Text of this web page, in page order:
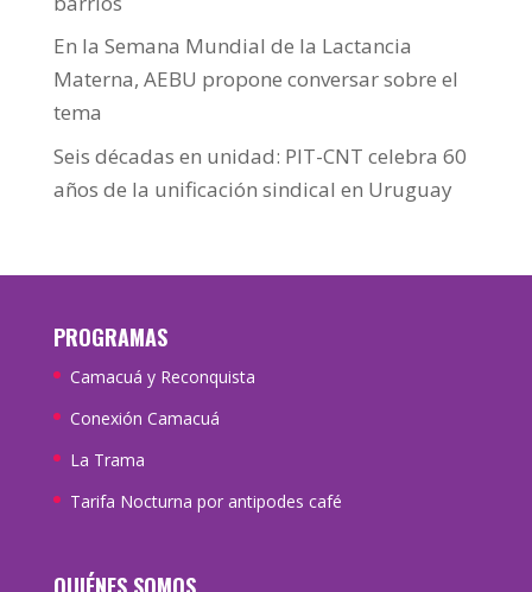
En la Semana Mundial de la Lactancia
Materna, AEBU propone conversar sobre el
tema
Seis décadas en unidad: PIT-CNT celebra 60
años de la unificación sindical en Uruguay
PROGRAMAS
Camacuá y Reconquista
Conexión Camacuá
La Trama
Tarifa Nocturna por antipodes café